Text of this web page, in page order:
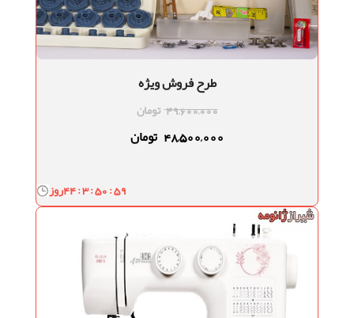
طرح فروش ویژه
49,600,000 تومان
48,500,000 تومان
روز44 : 3 : 50 : 58